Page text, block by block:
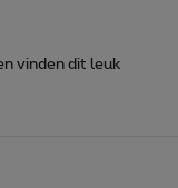
vinden dit leuk